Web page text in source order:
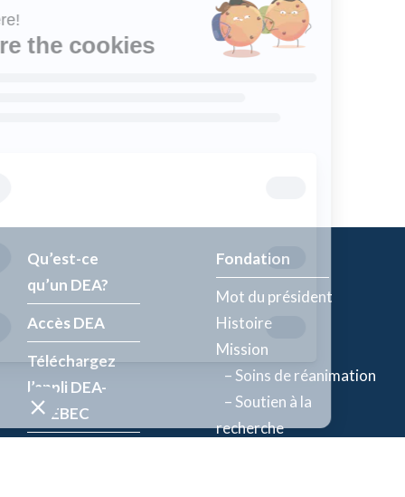
Qu’est-ce
qu’un DEA?
Accès DEA
Téléchargez
l’appli DEA-
QUÉBEC
Fondation
Mot du président
Histoire
Mission
– Soins de réanimation
– Soutien à la
recherche